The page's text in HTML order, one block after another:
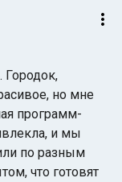
Городок,
но мне
программ-
и мы
по разным
что готовят